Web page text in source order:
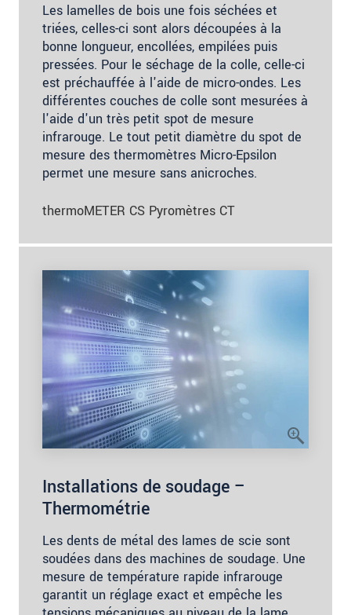
Les lamelles de bois une fois séchées et
triées, celles-ci sont alors découpées à la
bonne longueur, encollées, empilées puis
pressées. Pour le séchage de la colle, celle-ci
est préchauffée à l'aide de micro-ondes. Les
différentes couches de colle sont mesurées à
l'aide d'un très petit spot de mesure
infrarouge. Le tout petit diamètre du spot de
mesure des thermomètres Micro-Epsilon
permet une mesure sans anicroches.
thermoMETER CS Pyromètres CT
Installations de soudage –
Thermométrie
Les dents de métal des lames de scie sont
soudées dans des machines de soudage. Une
mesure de température rapide infrarouge
garantit un réglage exact et empêche les